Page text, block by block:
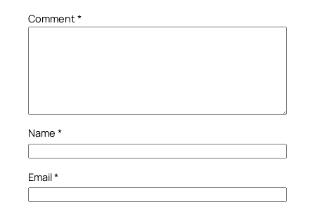
Comment*
Name *
Email*